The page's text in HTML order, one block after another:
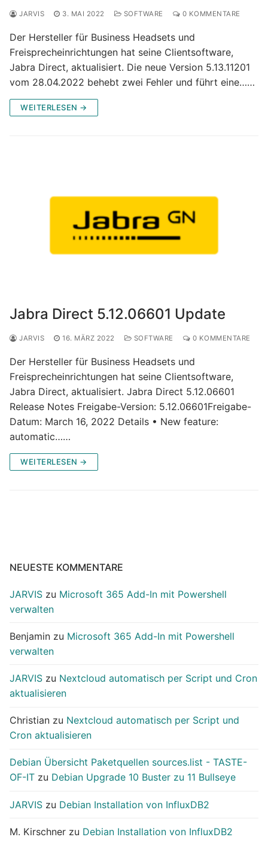
JARVIS 3. MAI 2022 SOFTWARE 0 KOMMENTARE
Der Hersteller für Business Headsets und
Freisprecheinrichtungen hat seine Clientsoftware,
Jabra Direct, aktualisiert. Die neue Version 5.13.11201
vom 28.04.2022 behebt zwei Fehler und führt eine……
WEITERLESEN →
Jabra Direct 5.12.06601 Update
JARVIS 16. MÄRZ 2022 SOFTWARE 0 KOMMENTARE
Der Hersteller für Business Headsets und
Freisprecheinrichtungen hat seine Clientsoftware,
Jabra Direct, aktualisiert. Jabra Direct 5.12.06601
Release Notes Freigabe-Version: 5.12.06601Freigabe-
Datum: March 16, 2022 Details • New feature:
automatic……
WEITERLESEN →
NEUESTE KOMMENTARE
JARVIS zu Microsoft 365 Add-In mit Powershell
verwalten
Benjamin zu Microsoft 365 Add-In mit Powershell
verwalten
JARVIS zu Nextcloud automatisch per Script und Cron
aktualisieren
Christian zu Nextcloud automatisch per Script und
Cron aktualisieren
Debian Übersicht Paketquellen sources.list - TASTE-
OF-IT zu Debian Upgrade 10 Buster zu 11 Bullseye
JARVIS zu Debian Installation von InfluxDB2
M. Kirschner zu Debian Installation von InfluxDB2